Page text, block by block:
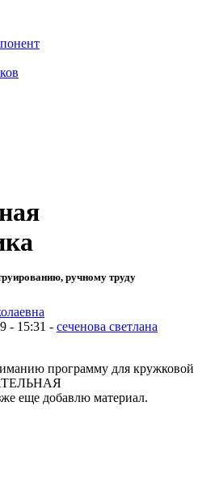
ручному труду
- 15:31 - сеченова светлана
программу для кружковой
добавлю материал.